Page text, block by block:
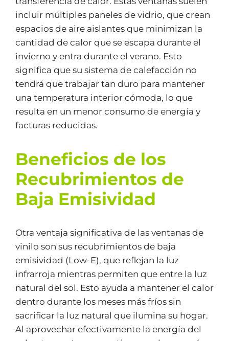
incluir múltiples paneles de vidrio, que crean
espacios de aire aislantes que minimizan la
cantidad de calor que se escapa durante el
invierno y entra durante el verano. Esto
significa que su sistema de calefacción no
tendrá que trabajar tan duro para mantener
una temperatura interior cómoda, lo que
resulta en un menor consumo de energía y
facturas reducidas.
Beneficios de los
Recubrimientos de
Baja Emisividad
Otra ventaja significativa de las ventanas de
vinilo son sus recubrimientos de baja
emisividad (Low-E), que reflejan la luz
infrarroja mientras permiten que entre la luz
natural del sol. Esto ayuda a mantener el calor
dentro durante los meses más fríos sin
sacrificar la luz natural que ilumina su hogar.
Al aprovechar efectivamente la energía del